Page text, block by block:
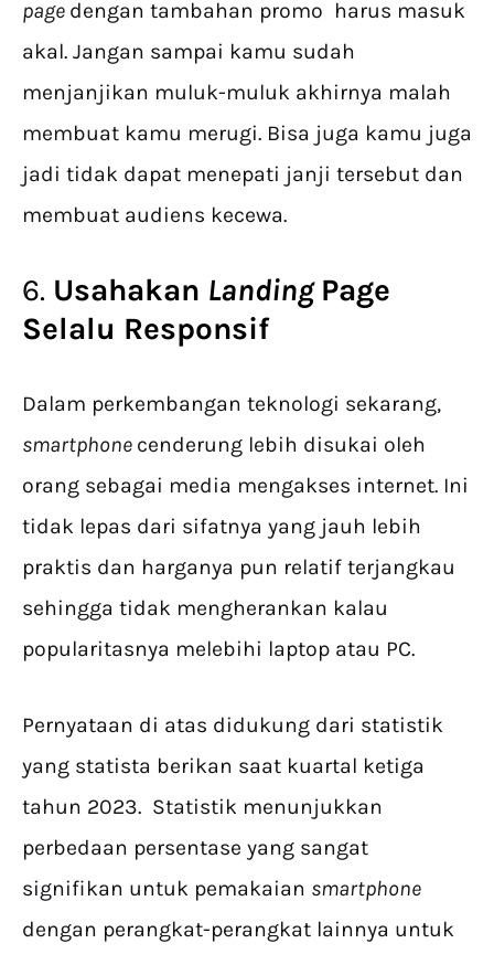
page dengan tambahan promo harus masuk
akal. Jangan sampai kamu sudah
menjanjikan muluk-muluk akhirnya malah
membuat kamu merugi. Bisa juga kamu juga
jadi tidak dapat menepati janji tersebut dan
membuat audiens kecewa.
6. Usahakan Landing Page
Selalu Responsif
Dalam perkembangan teknologi sekarang,
smartphone cenderung lebih disukai oleh
orang sebagai media mengakses internet. Ini
tidak lepas dari sifatnya yang jauh lebih
praktis dan harganya pun relatif terjangkau
sehingga tidak mengherankan kalau
popularitasnya melebihi laptop atau PC.
Pernyataan di atas didukung dari statistik
yang statista berikan saat kuartal ketiga
tahun 2023. Statistik menunjukkan
perbedaan persentase yang sangat
signifikan untuk pemakaian smartphone
dengan perangkat-perangkat lainnya untuk